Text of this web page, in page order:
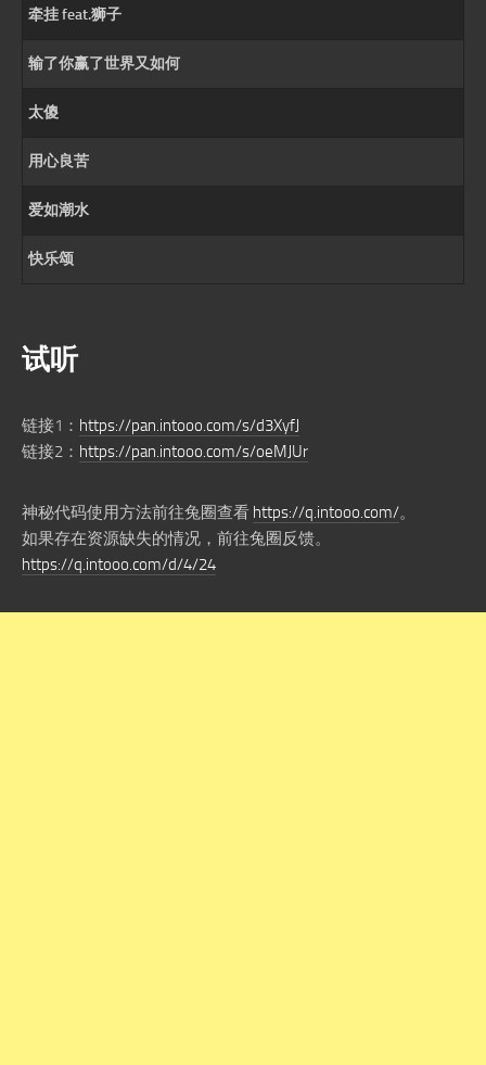
牵挂 feat.狮子
输了你赢了世界又如何
太傻
用心良苦
爱如潮水
快乐颂
试听
链接1： https://pan.intooo.com/s/d3XyfJ
链接2： https://pan.intooo.com/s/oeMJUr
神秘代码使用方法前往兔圈查看 https://q.intooo.com/。
如果存在资源缺失的情况，前往兔圈反馈。
https://q.intooo.com/d/4/24